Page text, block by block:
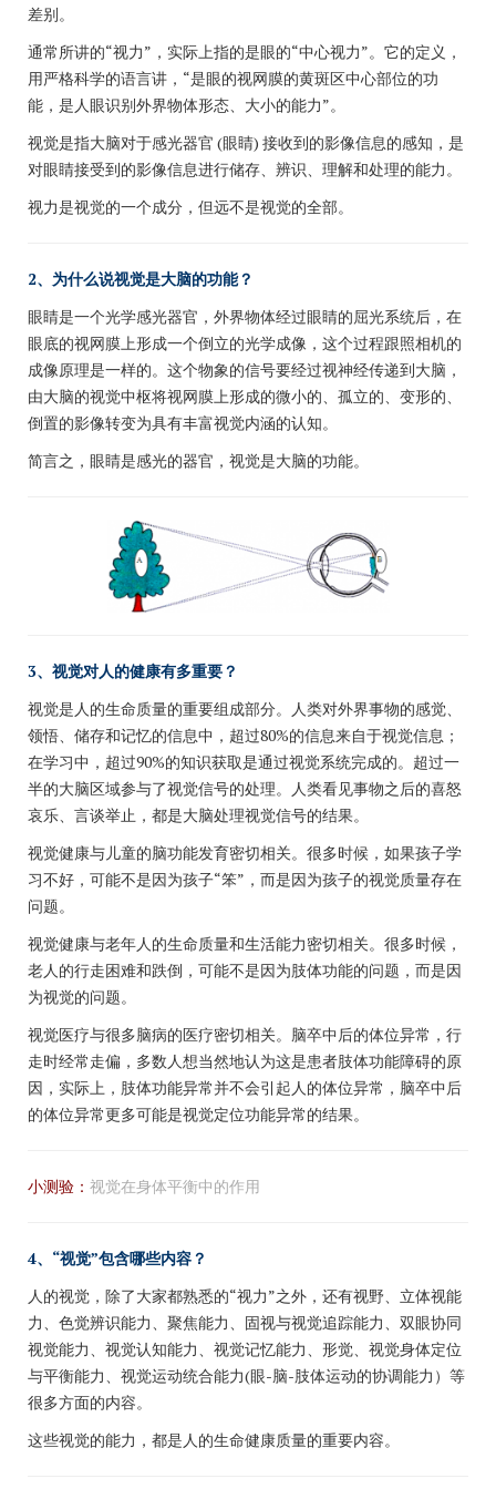
差别。
通常所讲的“视力”，实际上指的是眼的“中心视力”。它的定义，
用严格科学的语言讲，“是眼的视网膜的黄斑区中心部位的功
能，是人眼识别外界物体形态、大小的能力”。
视觉是指大脑对于感光器官 (眼睛) 接收到的影像信息的感知，是
对眼睛接受到的影像信息进行储存、辨识、理解和处理的能力。
视力是视觉的一个成分，但远不是视觉的全部。
2、为什么说视觉是大脑的功能？
眼睛是一个光学感光器官，外界物体经过眼睛的屈光系统后，在
眼底的视网膜上形成一个倒立的光学成像，这个过程跟照相机的
成像原理是一样的。这个物象的信号要经过视神经传递到大脑，
由大脑的视觉中枢将视网膜上形成的微小的、孤立的、变形的、
倒置的影像转变为具有丰富视觉内涵的认知。
简言之，眼睛是感光的器官，视觉是大脑的功能。
3、视觉对人的健康有多重要？
视觉是人的生命质量的重要组成部分。人类对外界事物的感觉、
领悟、储存和记忆的信息中，超过80%的信息来自于视觉信息；
在学习中，超过90%的知识获取是通过视觉系统完成的。超过一
半的大脑区域参与了视觉信号的处理。 人类看见事物之后的喜怒
哀乐、言谈举止，都是大脑处理视觉信号的结果。
视觉健康与儿童的脑功能发育密切相关。很多时候，如果孩子学
习不好，可能不是因为孩子“笨”，而是因为孩子的视觉质量存在
问题。
视觉健康与老年人的生命质量和生活能力密切相关。很多时候，
老人的行走困难和跌倒，可能不是因为肢体功能的问题，而是因
为视觉的问题。
视觉医疗与很多脑病的医疗密切相关。脑卒中后的体位异常，行
走时经常走偏，多数人想当然地认为这是患者肢体功能障碍的原
因，实际上，肢体功能异常并不会引起人的体位异常，脑卒中后
的体位异常更多可能是视觉定位功能异常的结果。
小测验： 视觉在身体平衡中的作用
4、“视觉”包含哪些内容？
人的视觉，除了大家都熟悉的“视力”之外，还有视野、立体视能
力、色觉辨识能力、聚焦能力、固视与视觉追踪能力、双眼协同
视觉能力、视觉认知能力、视觉记忆能力、形觉、视觉身体定位
与平衡能力、视觉运动统合能力(眼-脑-肢体运动的协调能力）等
很多方面的内容。
这些视觉的能力，都是人的生命健康质量的重要内容。